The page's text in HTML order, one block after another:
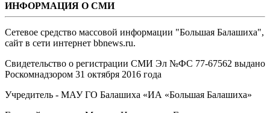
ИНФОРМАЦИЯ О СМИ
Сетевое средство массовой информации "Большая Балашиха",
сайт в сети интернет bbnews.ru.
Свидетельство о регистрации СМИ Эл №ФС ‎77-67562 выдано
Роскомнадзором 31 октября 2016 года
Учредитель - МАУ ГО Балашиха «ИА «Большая Балашиха»